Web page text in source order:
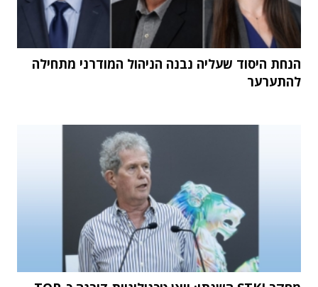
הנחת היסוד שעליה נבנה הניהול המודרני מתחילה
להתערער